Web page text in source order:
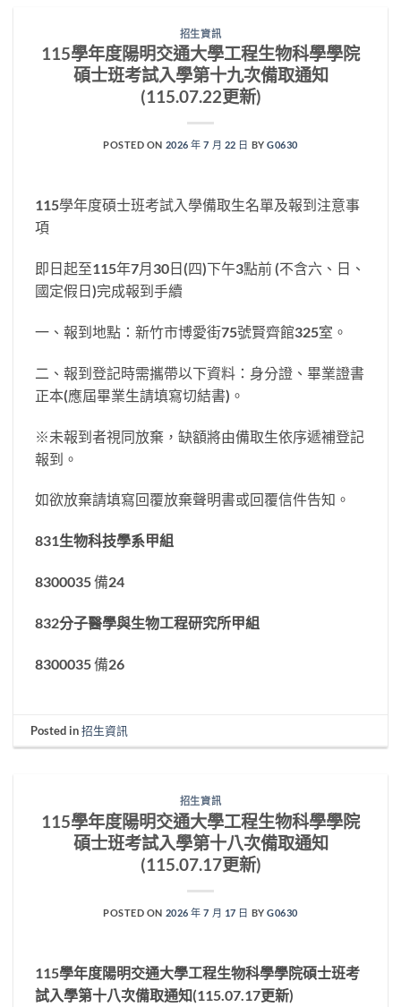
招生資訊
115學年度陽明交通大學工程生物科學學院
碩士班考試入學第十九次備取通知
(115.07.22更新)
POSTED ON 2026 年 7 月 22 日 BYG0630
115學年度碩士班考試入學備取生名單及報到注意事
項
即日起至115年7月30日(四)下午3點前 (不含六、日、
國定假日)完成報到手續
一、報到地點：新竹市博愛街75號賢齊館325室。
二、報到登記時需攜帶以下資料：身分證、畢業證書
正本(應屆畢業生請填寫切結書)。
※未報到者視同放棄，缺額將由備取生依序遞補登記
報到。
如欲放棄請填寫回覆放棄聲明書或回覆信件告知。
831生物科技學系甲組
8300035 備24
832分子醫學與生物工程研究所甲組
8300035 備26
Posted in招生資訊
招生資訊
115學年度陽明交通大學工程生物科學學院
碩士班考試入學第十八次備取通知
(115.07.17更新)
POSTED ON 2026 年 7 月 17 日 BYG0630
115學年度陽明交通大學工程生物科學學院碩士班考
試入學第十八次備取通知(115.07.17更新)